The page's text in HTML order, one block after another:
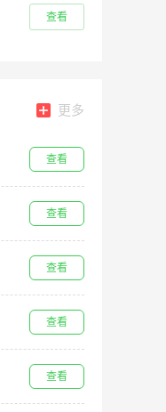
查看
更多
查看
查看
查看
查看
查看